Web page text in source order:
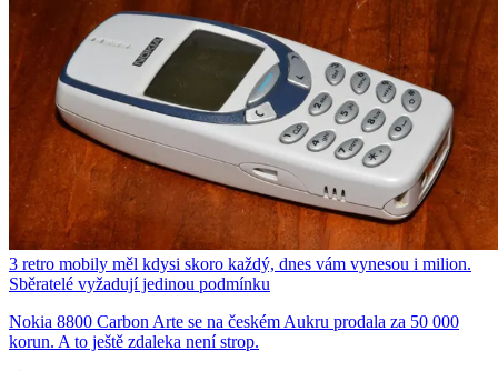
3 retro mobily měl kdysi skoro každý, dnes vám vynesou i milion.
Sběratelé vyžadují jedinou podmínku
Nokia 8800 Carbon Arte se na českém Aukru prodala za 50 000
korun. A to ještě zdaleka není strop.